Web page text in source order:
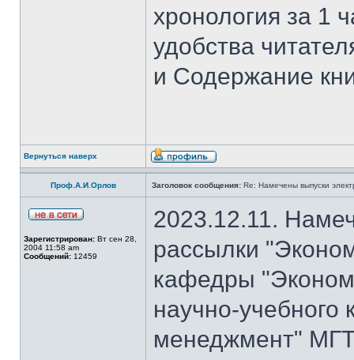
хронология за 1
удобства
и Содержание
Вернуться наверх
Проф.А.И.Орлов Заголовок сообщения: Re: Намечены выпуски
Зарегистрирован: Вт сен 28,
2004 11:58 am
Сообщений: 12459
2023.12.11.
рассылки
кафедры
научно-
менеджмент"